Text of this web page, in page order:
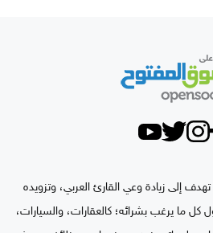
إلى زيادة وعي القارئ العربي، وتزويده
ما يرغب بشرائه؛ كالعقارات، والسيارات،